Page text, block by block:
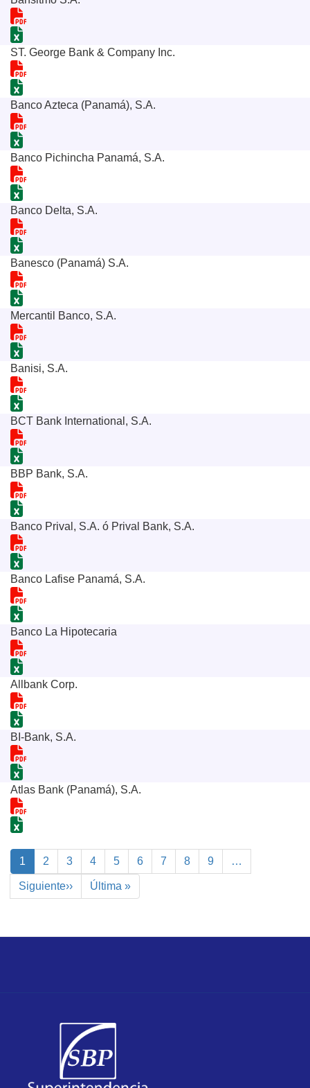
ST. George Bank & Company Inc.
Banco Azteca (Panamá), S.A.
Banco Pichincha Panamá, S.A.
Banco Delta, S.A.
Banesco (Panamá) S.A.
Mercantil Banco, S.A.
Banisi, S.A.
BCT Bank International, S.A.
BBP Bank, S.A.
Banco Prival, S.A. ó Prival Bank, S.A.
Banco Lafise Panamá, S.A.
Banco La Hipotecaria
Allbank Corp.
BI-Bank, S.A.
Atlas Bank (Panamá), S.A.
Paginación
Página
actual
1 Page
2 Page
3 Page
4 Page
5 Page
6 Page
7 Page
8 Page
9 …
Siguiente
página
Siguiente››
Última
página
Última »